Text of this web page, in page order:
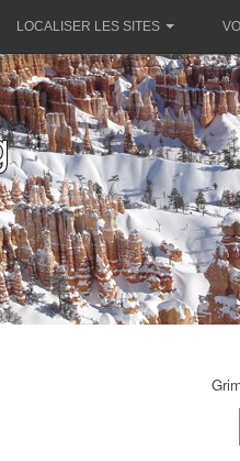
LOCALISER LES SITES